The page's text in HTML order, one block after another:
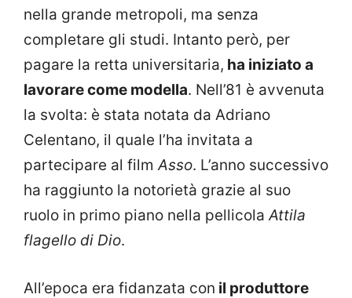
nella grande metropoli, ma senza
completare gli studi. Intanto però, per
pagare la retta universitaria, ha iniziato a
lavorare come modella. Nell’81 è avvenuta
la svolta: è stata notata da Adriano
Celentano, il quale l’ha invitata a
partecipare al film Asso. L’anno successivo
ha raggiunto la notorietà grazie al suo
ruolo in primo piano nella pellicolaAttila
flagello di Dio.
All’epoca era fidanzata con il produttore